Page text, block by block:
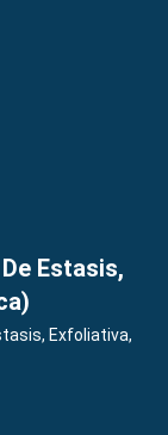
Estasis,
Exfoliativa,